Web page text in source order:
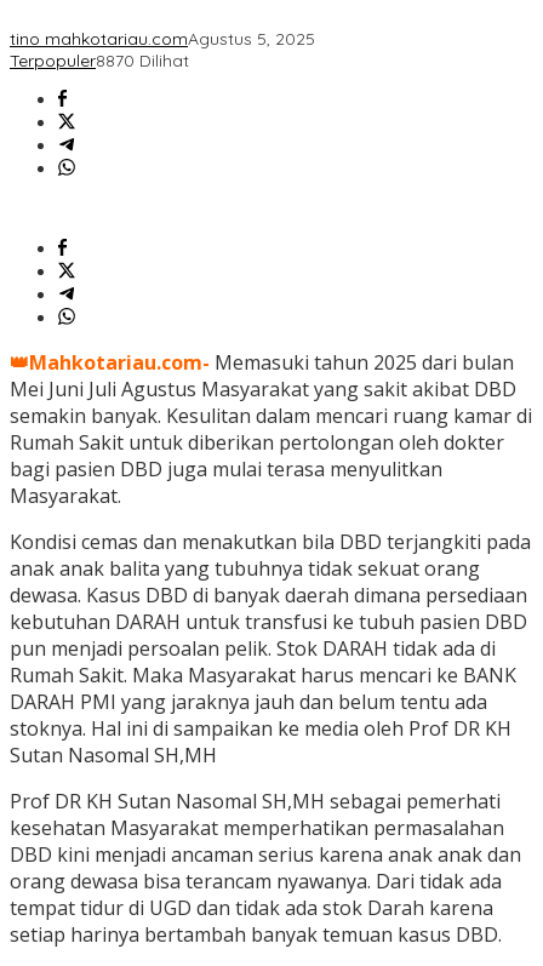
tino mahkotariau.comAgustus 5, 2025
Terpopuler8870 Dilihat
👑Mahkotariau.com- Memasuki tahun 2025 dari bulan
Mei Juni Juli Agustus Masyarakat yang sakit akibat DBD
semakin banyak. Kesulitan dalam mencari ruang kamar di
Rumah Sakit untuk diberikan pertolongan oleh dokter
bagi pasien DBD juga mulai terasa menyulitkan
Masyarakat.
Kondisi cemas dan menakutkan bila DBD terjangkiti pada
anak anak balita yang tubuhnya tidak sekuat orang
dewasa. Kasus DBD di banyak daerah dimana persediaan
kebutuhan DARAH untuk transfusi ke tubuh pasien DBD
pun menjadi persoalan pelik. Stok DARAH tidak ada di
Rumah Sakit. Maka Masyarakat harus mencari ke BANK
DARAH PMI yang jaraknya jauh dan belum tentu ada
stoknya. Hal ini di sampaikan ke media oleh Prof DR KH
Sutan Nasomal SH,MH
Prof DR KH Sutan Nasomal SH,MH sebagai pemerhati
kesehatan Masyarakat memperhatikan permasalahan
DBD kini menjadi ancaman serius karena anak anak dan
orang dewasa bisa terancam nyawanya. Dari tidak ada
tempat tidur di UGD dan tidak ada stok Darah karena
setiap harinya bertambah banyak temuan kasus DBD.